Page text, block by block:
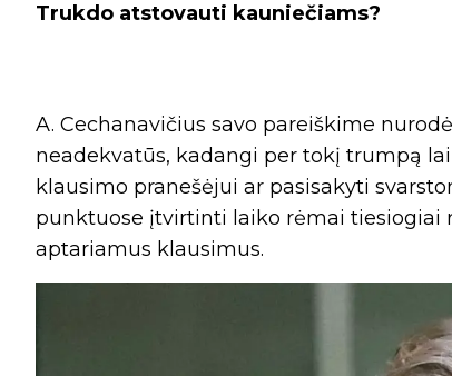
Trukdo atstovauti kauniečiams?
A. Cechanavičius savo pareiškime
neadekvatūs, kadangi per tokį trumpą
klausimo pranešėjui ar pasisakyti
punktuose įtvirtinti laiko rėmai tiesiogiai
aptariamus klausimus.